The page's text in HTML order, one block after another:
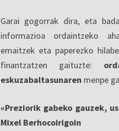
Garai gogorrak dira, eta
informazioa ordaintzeko
emaitzek eta paperezko
finantzatzen gaituzte:
eskuzabaltasunaren menpe
«Preziorik gabeko gauzek,
Mixel Berhocoirigoin